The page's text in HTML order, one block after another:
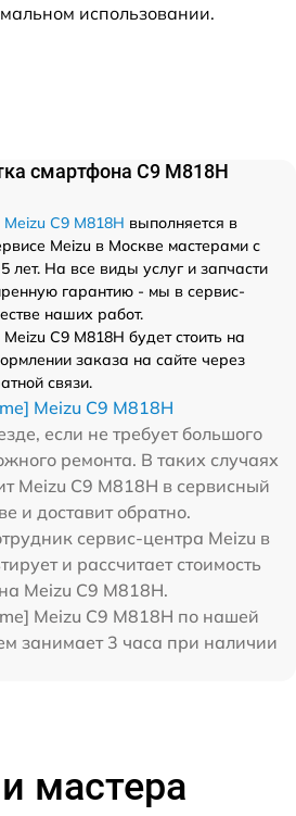
использовании.
смартфона C9 M818H
C9 M818H выполняется в
Meizu в Москве мастерами с
лет. На все виды услуг и запчасти
гарантию - мы в сервис-
наших работ.
C9 M818H будет стоить на
заказа на сайте через
связи.
Meizu C9 M818H
если не требует большого
ремонта. В таких случаях
Meizu C9 M818H в сервисный
и доставит обратно.
сервис-центра Meizu в
и рассчитает стоимость
Meizu C9 M818H.
Meizu C9 M818H по нашей
занимает 3 часа при наличии
мастера